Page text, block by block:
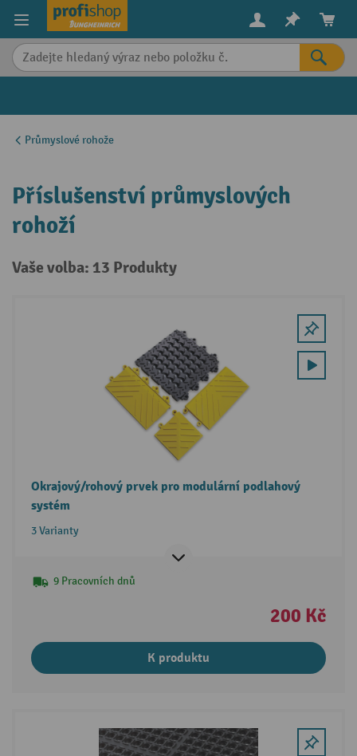
content
Průmyslové rohože
Příslušenství průmyslových
rohoží
Vaše volba: 13 Produkty
Okrajový/rohový prvek pro modulární podlahový
systém
3 Varianty
9 Pracovních dnů
200 Kč
K produktu